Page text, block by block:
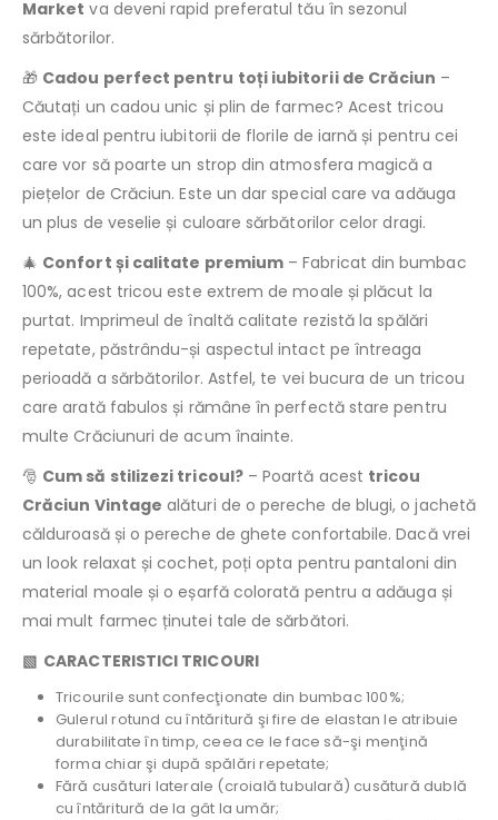
Market va deveni rapid preferatul tău în sezonul
sărbătorilor.
🎁 Cadou perfect pentru toți iubitorii de Crăciun –
Căutați un cadou unic și plin de farmec? Acest tricou
este ideal pentru iubitorii de florile de iarnă și pentru cei
care vor să poarte un strop din atmosfera magică a
piețelor de Crăciun. Este un dar special care va adăuga
un plus de veselie și culoare sărbătorilor celor dragi.
🎄 Confort și calitate premium – Fabricat din bumbac
100%, acest tricou este extrem de moale și plăcut la
purtat. Imprimeul de înaltă calitate rezistă la spălări
repetate, păstrându-și aspectul intact pe întreaga
perioadă a sărbătorilor. Astfel, te vei bucura de un tricou
care arată fabulos și rămâne în perfectă stare pentru
multe Crăciunuri de acum înainte.
🎅 Cum să stilizezi tricoul?– Poartă acest tricou
Crăciun Vintage alături de o pereche de blugi, o jachetă
călduroasă și o pereche de ghete confortabile. Dacă vrei
un look relaxat și cochet, poți opta pentru pantaloni din
material moale și o eșarfă colorată pentru a adăuga și
mai mult farmec ținutei tale de sărbători.
▧ CARACTERISTICI TRICOURI
Tricourile sunt confecţionate din bumbac 100%;
Gulerul rotund cu întăritură şi fire de elastan le atribuie
durabilitate în timp, ceea ce le face să-şi menţină
forma chiar şi după spălări repetate;
Fără cusături laterale (croială tubulară) cusătură dublă
cu întăritură de la gât la umăr;